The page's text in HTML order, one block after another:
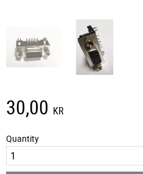
30,00 KR
Quantity